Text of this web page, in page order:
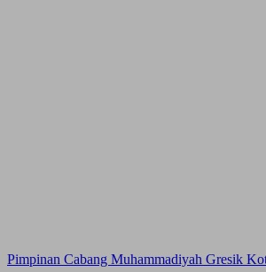
Pimpinan Cabang Muhammadiyah Gresik